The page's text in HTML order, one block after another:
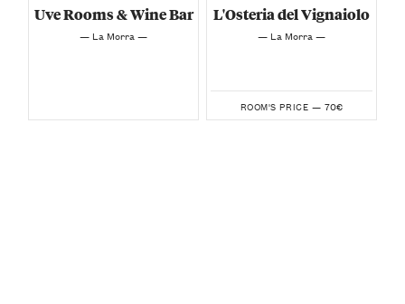
Uve Rooms & Wine Bar
— La Morra —
L'Osteria del Vignaiolo
— La Morra —
ROOM'S PRICE — 70€